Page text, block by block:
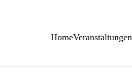
HomeVeranstaltungen